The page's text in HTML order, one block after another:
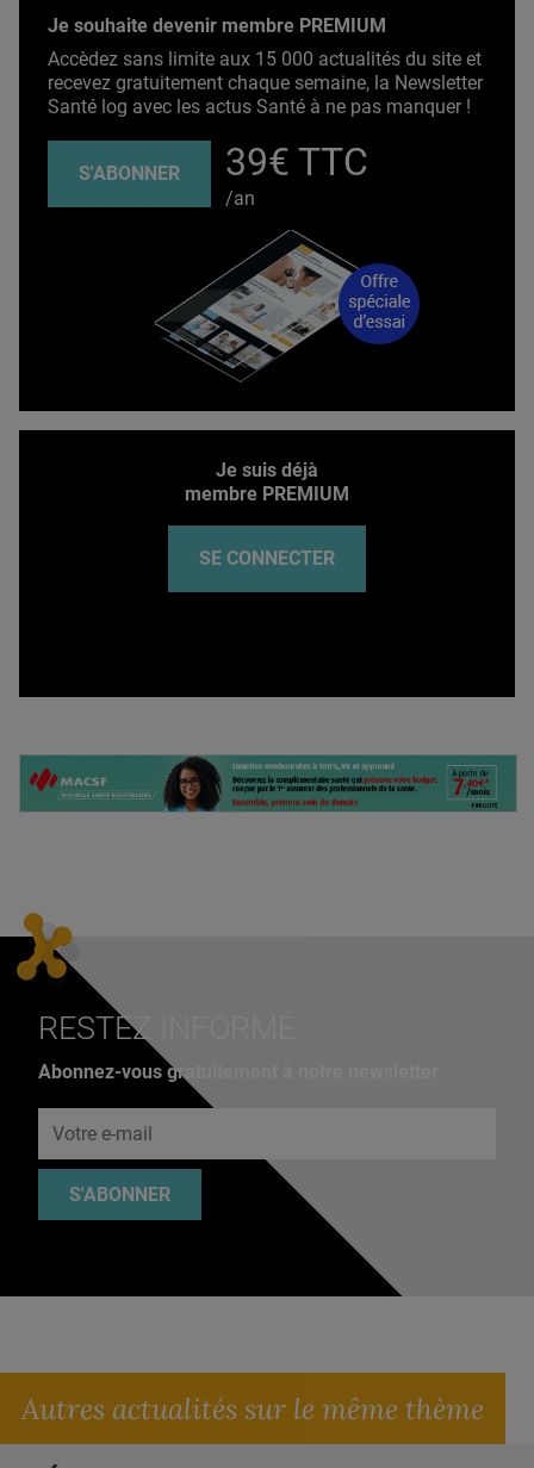
Je souhaite devenir membre PREMIUM
Accèdez sans limite aux 15 000 actualités du site et
recevez gratuitement chaque semaine, la Newsletter
Santé log avec les actus Santé à ne pas manquer !
S'ABONNER 39€ TTC
/an
Je suis déjà
membre PREMIUM
SE CONNECTER
RESTEZ INFORMÉ
Abonnez-vous gratuitement à notre newsletter
S'ABONNER
Autres actualités sur le même thème